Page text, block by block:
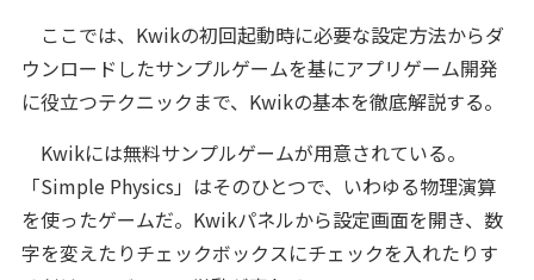
ここでは、Kwikの初回起動時に必要な設定方法からダ
ウンロードしたサンプルゲームを基にアプリゲーム開発
に役立つテクニックまで、Kwikの基本を徹底解説する。
Kwikには無料サンプルゲームが用意されている。
「Simple Physics」はそのひとつで、いわゆる物理演算
を使ったゲームだ。Kwikパネルから設定画面を開き、数
字を変えたりチェックボックスにチェックを入れたりす